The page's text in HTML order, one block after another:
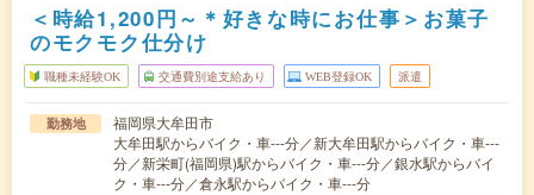
＜時給1,200円～＊好きな時にお仕事＞お菓子
のモクモク仕分け
職種未経験OK 交通費別途支給あり WEB登録OK 派遣
勤務地
福岡県大牟田市
大牟田駅からバイク・車---分／新大牟田駅からバイク・車---
分／新栄町(福岡県)駅からバイク・車---分／銀水駅からバイ
ク・車---分／倉永駅からバイク・車---分